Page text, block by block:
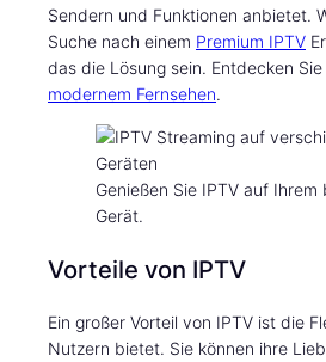
Sendern und Funktionen anbietet.
Suche nach einem Premium IPTV
das die Lösung sein. Entdecken
modernem Fernsehen.
Genießen Sie IPTV auf Ihrem
Gerät.
Vorteile von IPTV
Ein großer Vorteil von IPTV ist die
Nutzern bietet. Sie können ihre